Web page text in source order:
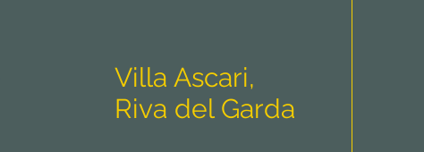
Villa Ascari,
Riva del Garda